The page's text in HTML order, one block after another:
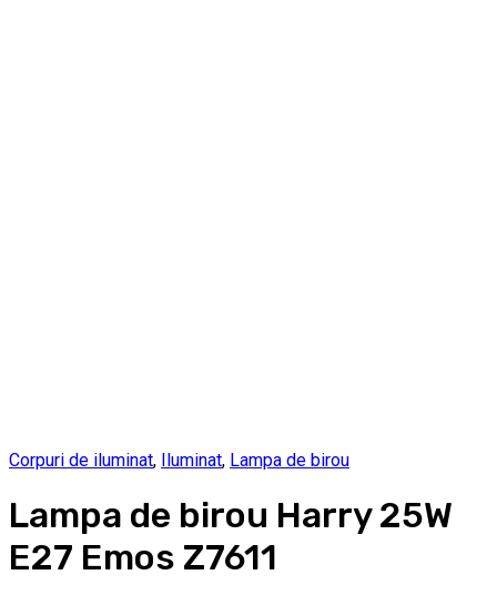
Corpuri de iluminat, Iluminat, Lampa de birou
Lampa de birou Harry 25W
E27 Emos Z7611